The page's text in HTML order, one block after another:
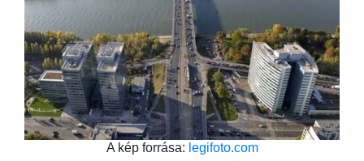
A kép forrása: legifoto.com